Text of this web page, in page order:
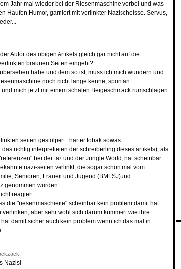
Jahr mal wieder bei der Riesenmaschine vorbei und was
Haufen Humor, garniert mit verlinkter Nazischeisse. Servus,
Autor des obigen Artikels gleich gar nicht auf die
braunen Seiten eingeht?
habe und dem so ist, muss ich mich wundern und
noch nicht lange kenne, spontan
mich jetzt mit einem schalen Beigeschmack rumschlagen
seiten gestolpert.. harter tobak sowas...
das richtig interpretieren der schreiberling dieses artikels), als
bei der taz und der Jungle World, hat scheinbar
nazi-seiten verlinkt, die sogar schon mal vom
Senioren, Frauen und Jugend (BMFSJ)und
genommen wurden.
reagiert..
die "riesenmaschiene" scheinbar kein problem damit hat
verlinken, aber sehr wohl sich darüm kümmert wie ihre
damit sicher auch kein problem wenn ich das mal in
Nazis!